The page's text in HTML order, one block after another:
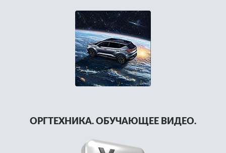
ОРГТЕХНИКА. ОБУЧАЮЩЕЕ ВИДЕО.